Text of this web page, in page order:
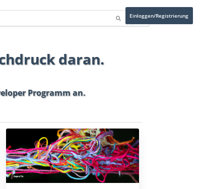
Einloggen/Registrierung
daran.
Programman.